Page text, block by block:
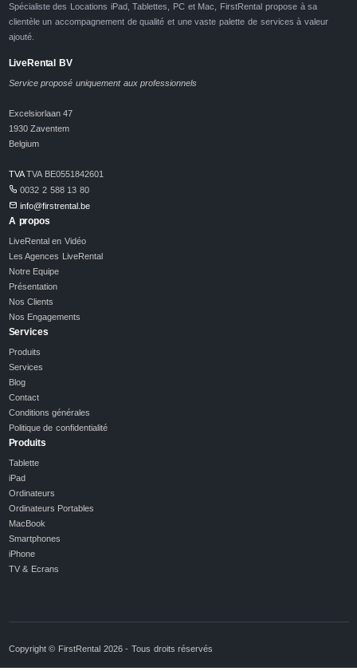
Spécialiste des Locations iPad, Tablettes, PC et Mac, FirstRental propose à sa
clientèle un accompagnement de qualité et une vaste palette de services à valeur
ajouté.
LiveRental BV
Service proposé uniquement aux professionnels
Excelsiorlaan 47
1930 Zaventem
Belgium
TVATVA BE0551842601
0032 2 588 13 80
info@firstrental.be
A propos
LiveRental en Vidéo
Les Agences LiveRental
Notre Equipe
Présentation
Nos Clients
Nos Engagements
Services
Produits
Services
Blog
Contact
Conditions générales
Politique de confidentialité
Produits
Tablette
iPad
Ordinateurs
Ordinateurs Portables
MacBook
Smartphones
iPhone
TV & Ecrans
Copyright © FirstRental 2026 - Tous droits réservés